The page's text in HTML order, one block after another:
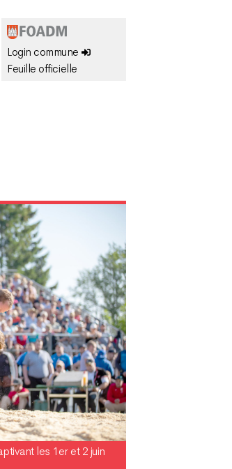
Login commune
Feuille officielle
les 1er et 2 juin